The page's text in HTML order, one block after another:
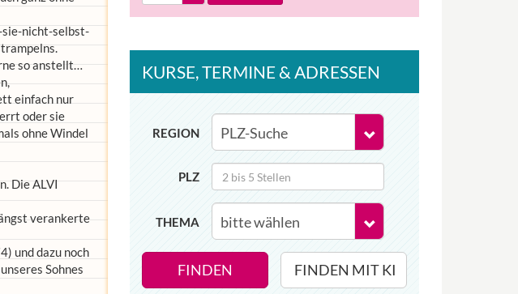
sie-nicht-selbst-
so anstellt…
einfach nur
oder sie
ohne Windel
Die ALVI
verankerte
und dazu noch
Sohnes
KURSE, TERMINE & ADRESSEN
REGION
PLZ
THEMA
FINDEN FINDEN MIT KI